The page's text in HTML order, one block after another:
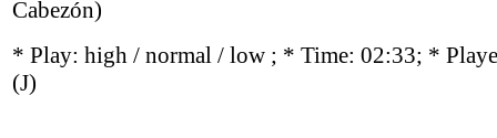
Cabezón)
* Play: high / normal / low ; * Time: 02:33; *
(J)